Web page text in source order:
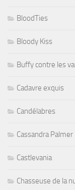
BloodTies
Bloody Kiss
Buffy contre les
Cadavre exquis
Candélabres
Cassandra Palmer
Castlevania
Chasseuse de la